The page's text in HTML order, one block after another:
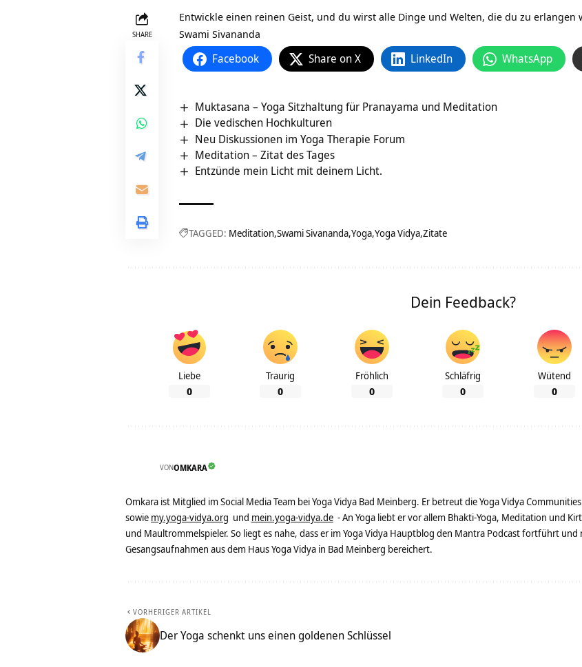
SHARE
Entwickle einen reinen Geist, und du wirst alle Dinge und Welten, die du zu erlangen
Swami Sivananda
Facebook Share on X LinkedIn WhatsApp
Muktasana – Yoga Sitzhaltung für Pranayama und Meditation
Die vedischen Hochkulturen
Neu Diskussionen im Yoga Therapie Forum
Meditation – Zitat des Tages
Entzünde mein Licht mit deinem Licht.
TAGGED: Meditation Swami Sivananda Yoga Yoga Vidya Zitate
Dein Feedback?
Liebe
0
Traurig
0
Fröhlich
0
Schläfrig
0
Wütend
0
VONOMKARA
Omkara ist Mitglied im Social Media Team bei Yoga Vidya Bad Meinberg. Er betreut die Yoga Vidya Communities
sowie my.yoga-vidya.org und mein.yoga-vidya.de - An Yoga liebt er vor allem Bhakti-Yoga, Meditation und
und Maultrommelspieler. So liegt es nahe, dass er im Yoga Vidya Hauptblog den Mantra Podcast fortführt
Gesangsaufnahmen aus dem Haus Yoga Vidya in Bad Meinberg bereichert.
VORHERIGER ARTIKEL
Der Yoga schenkt uns einen goldenen Schlüssel